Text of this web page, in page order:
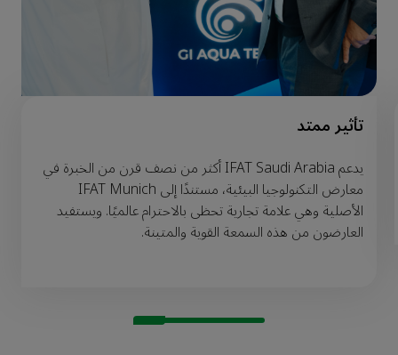
تأثير ممتد
يدعم IFAT Saudi Arabia أكثر من نصف قرن من الخبرة في
معارض التكنولوجيا البيئية، مستندًا إلى IFAT Munich
الأصلية وهي علامة تجارية تحظى بالاحترام عالميًا. ويستفيد
العارضون من هذه السمعة القوية والمتينة.